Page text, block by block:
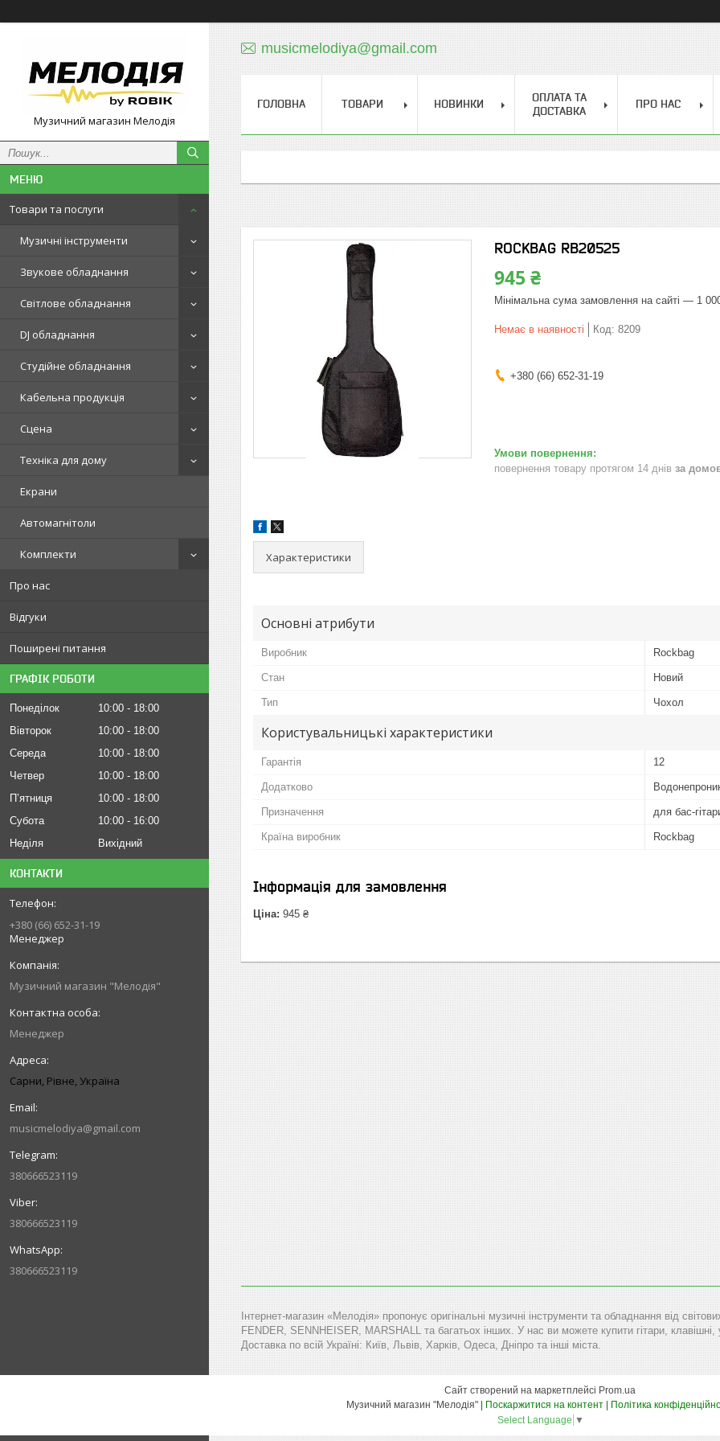
Музичний магазин Мелодія
Товари та послуги
Музичні інструменти
Звукове обладнання
Світлове обладнання
DJ обладнання
Студійне обладнання
Кабельна продукція
Сцена
Техніка для дому
Екрани
Автомагнітоли
Комплекти
Про нас
Відгуки
Поширені питання
ГРАФІК РОБОТИ
Понеділок 10:00
18:00
Вівторок
10:00
18:00
Середа
10:00
18:00
Четвер
10:00
18:00
Пʼятниця
10:00
18:00
Субота
10:00
16:00
Неділя
Вихідний
КОНТАКТИ
+380 (66) 652-31-19
Менеджер
Музичний магазин "Мелодія"
Менеджер
Сарни, Рівне, Україна
musicmelodiya@gmail.com
380666523119
380666523119
380666523119
musicmelodiya@gmail.com
ГОЛОВНА ТОВАРИ НОВИНКИ
ОПЛАТА ТА
ДОСТАВКА
ПРО НАС
ROCKBAG RB20525
945 ₴
Мінімальна сума замовлення на сайті — 1
Немає в наявності Код: 8209
+380 (66) 652-31-19
повернення товару протягом 14 днів за
Характеристики
Основні атрибути
Виробник Rockbag
Стан Новий
Тип Чохол
Користувальницькі характеристики
Гарантія 12
Додатково
Призначення для бас-
Країна виробник Rockbag
Інформація для замовлення
Ціна: 945 ₴
Інтернет-магазин «Мелодія» пропонує оригінальні музичні інструменти та обладнання від
FENDER, SENNHEISER, MARSHALL та багатьох інших. У нас ви можете купити гітари, клавішні,
Доставка по всій Україні: Київ, Львів, Харків, Одеса, Дніпро та інші міста.
Сайт створений на маркетплейсі Prom.ua
Поскаржитися на контент
Політика
Select Language ▼